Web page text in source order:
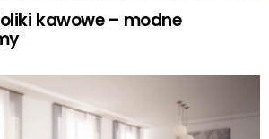
kawowe – modne